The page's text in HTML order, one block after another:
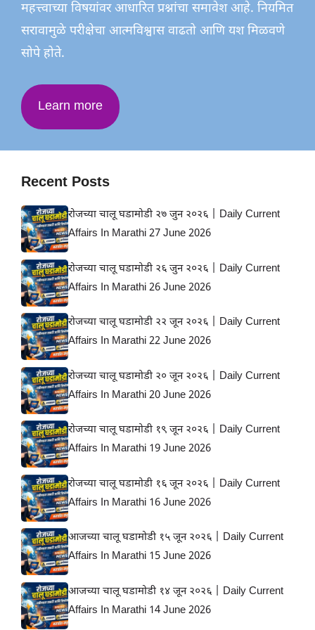
महत्त्वाच्या विषयांवर आधारित प्रश्नांचा समावेश आहे. नियमित
सरावामुळे परीक्षेचा आत्मविश्वास वाढतो आणि यश मिळवणे
सोपे होते.
Learn more
Recent Posts
रोजच्या चालू घडामोडी २७ जुन २०२६ | Daily Current
Affairs In Marathi 27 June 2026
रोजच्या चालू घडामोडी २६ जुन २०२६ | Daily Current
Affairs In Marathi 26 June 2026
रोजच्या चालू घडामोडी २२ जून २०२६ | Daily Current
Affairs In Marathi 22 June 2026
रोजच्या चालू घडामोडी २० जून २०२६ | Daily Current
Affairs In Marathi 20 June 2026
रोजच्या चालू घडामोडी १९ जून २०२६ | Daily Current
Affairs In Marathi 19 June 2026
रोजच्या चालू घडामोडी १६ जून २०२६ | Daily Current
Affairs In Marathi 16 June 2026
आजच्या चालू घडामोडी १५ जून २०२६ | Daily Current
Affairs In Marathi 15 June 2026
आजच्या चालू घडामोडी १४ जून २०२६ | Daily Current
Affairs In Marathi 14 June 2026